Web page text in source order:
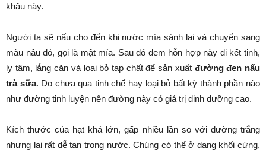
khâu này.
Người ta sẽ nấu cho đến khi nước mía sánh lại và chuyển sang
màu nâu đỏ, gọi là mật mía. Sau đó đem hỗn hợp này đi kết tinh,
ly tâm, lắng cặn và loại bỏ tạp chất để sản xuất đường đen nấu
trà sữa. Do chưa qua tinh chế hay loại bỏ bất kỳ thành phần nào
như đường tinh luyện nên đường này có giá trị dinh dưỡng cao.
Kích thước của hạt khá lớn, gấp nhiều lần so với đường trắng
nhưng lại rất dễ tan trong nước. Chúng có thể ở dạng khối cứng,